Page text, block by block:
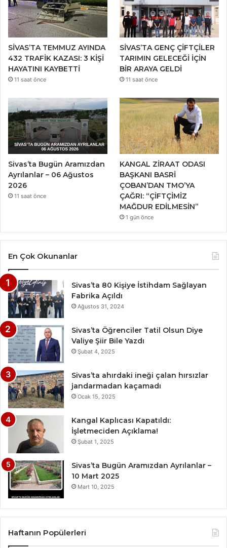
SİVAS’TA TEMMUZ AYINDA
432 TRAFİK KAZASI: 3 KİŞİ
HAYATINI KAYBETTİ
11 saat önce
SİVAS’TA GENÇ ÇİFTÇİLER
TARIMIN GELECEĞİ İÇİN
BİR ARAYA GELDİ
11 saat önce
Sivas’ta Bugün Aramızdan
Ayrılanlar – 06 Ağustos
2026
11 saat önce
KANGAL ZİRAAT ODASI
BAŞKANI BASRİ
ÇOBAN’DAN TMO’YA
ÇAĞRI: “ÇİFTÇİMİZ
MAĞDUR EDİLMESİN”
1 gün önce
En Çok Okunanlar
Sivas’ta 80 Kişiye İstihdam Sağlayan
Fabrika Açıldı
Ağustos 31, 2024
Sivas’ta Öğrenciler Tatil Olsun Diye
Valiye Şiir Bile Yazdı
Şubat 4, 2025
Sivas’ta ahırdaki ineği çalan hırsızlar
jandarmadan kaçamadı
Ocak 15, 2025
Kangal Kaplıcası Kapatıldı:
İşletmeciden Açıklama!
Şubat 1, 2025
Sivas’ta Bugün Aramızdan Ayrılanlar –
10 Mart 2025
Mart 10, 2025
Haftanın Popülerleri